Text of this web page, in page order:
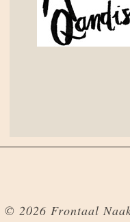
© 2026 Frontaal